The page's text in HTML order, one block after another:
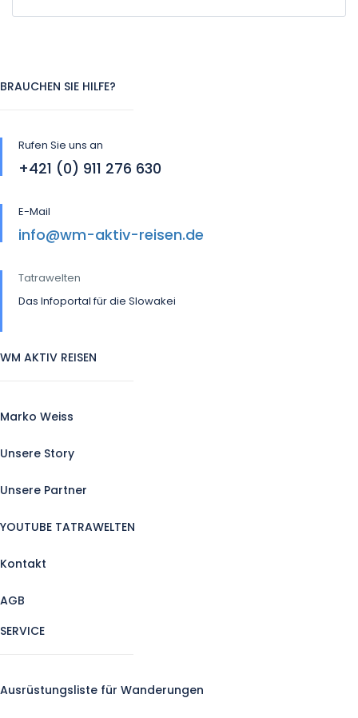
BRAUCHEN SIE HILFE?
Rufen Sie uns an
+421 (0) 911 276 630
E-Mail
info@wm-aktiv-reisen.de
Tatrawelten
Das Infoportal für die Slowakei
WM AKTIV REISEN
Marko Weiss
Unsere Story
Unsere Partner
YOUTUBE TATRAWELTEN
Kontakt
AGB
SERVICE
Ausrüstungsliste für Wanderungen